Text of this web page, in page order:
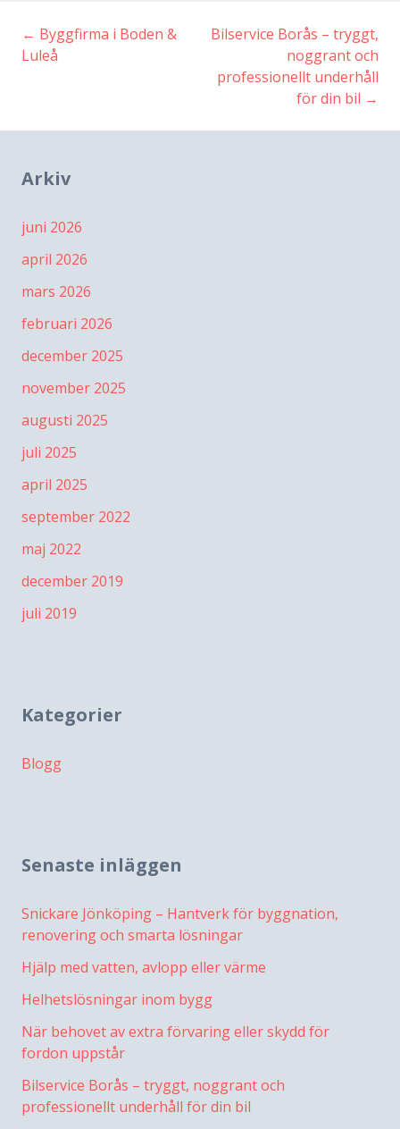
Inläggsnavigering
← Byggfirma i Boden &
Luleå
Bilservice Borås – tryggt,
noggrant och
professionellt underhåll
för din bil →
Arkiv
juni 2026
april 2026
mars 2026
februari 2026
december 2025
november 2025
augusti 2025
juli 2025
april 2025
september 2022
maj 2022
december 2019
juli 2019
Kategorier
Blogg
Senaste inläggen
Snickare Jönköping – Hantverk för byggnation,
renovering och smarta lösningar
Hjälp med vatten, avlopp eller värme
Helhetslösningar inom bygg
När behovet av extra förvaring eller skydd för
fordon uppstår
Bilservice Borås – tryggt, noggrant och
professionellt underhåll för din bil